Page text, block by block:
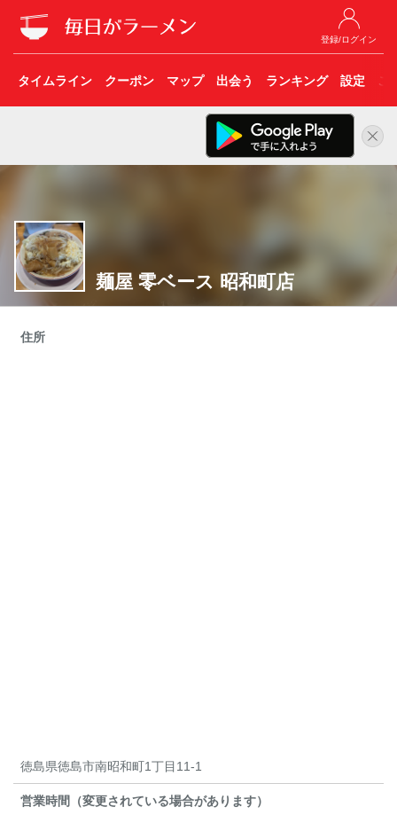
登録/ログイン
タイムライン クーポン マップ 出会う ランキング 設定 こ
麺屋 零ベース 昭和町店
住所
徳島県徳島市南昭和町1丁目11-1
営業時間（変更されている場合があります）